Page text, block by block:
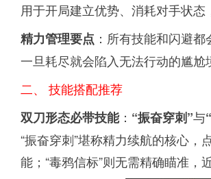
用于开局建立优势、消耗对手状
精力管理要点 ：所有技能和闪避
一旦耗尽就会陷入无法行动的尴
二、 技能搭配推荐
双刀形态必带技能： “振奋穿刺”与
“振奋穿刺”堪称精力续航的核心
能；“毒鸦信标”则无需精确瞄准